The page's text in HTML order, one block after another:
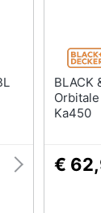
BLACK &
Ka450
€